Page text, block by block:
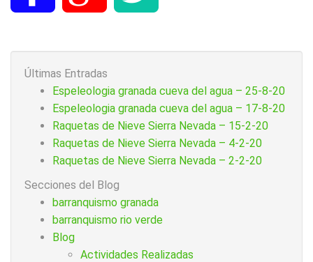
Últimas Entradas
Espeleologia granada cueva del agua – 25-8-20
Espeleologia granada cueva del agua – 17-8-20
Raquetas de Nieve Sierra Nevada – 15-2-20
Raquetas de Nieve Sierra Nevada – 4-2-20
Raquetas de Nieve Sierra Nevada – 2-2-20
Secciones del Blog
barranquismo granada
barranquismo rio verde
Blog
Actividades Realizadas